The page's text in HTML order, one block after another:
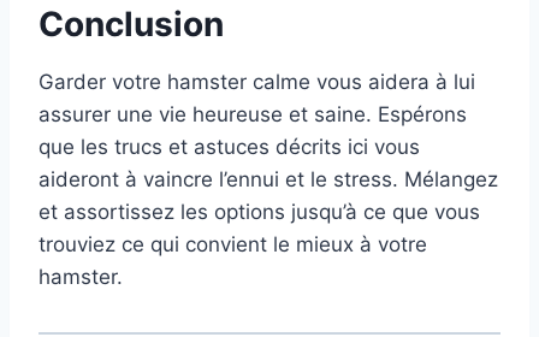
Conclusion
Garder votre hamster calme vous aidera à lui
assurer une vie heureuse et saine. Espérons
que les trucs et astuces décrits ici vous
aideront à vaincre l’ennui et le stress. Mélangez
et assortissez les options jusqu’à ce que vous
trouviez ce qui convient le mieux à votre
hamster.